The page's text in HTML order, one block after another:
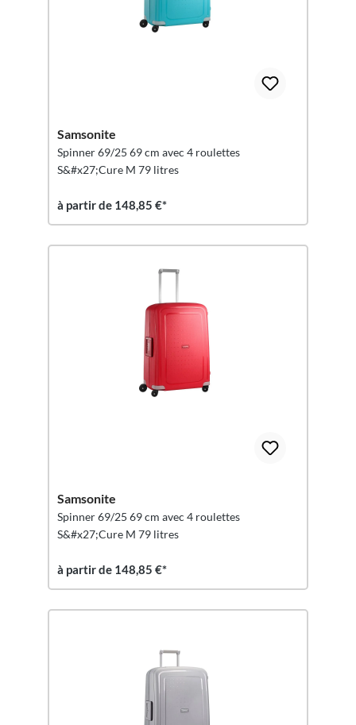
Samsonite
Spinner 69/25 69 cm avec 4 roulettes
S&#x27;Cure M 79 litres
à partir de 148,85 €*
Samsonite
Spinner 69/25 69 cm avec 4 roulettes
S&#x27;Cure M 79 litres
à partir de 148,85 €*